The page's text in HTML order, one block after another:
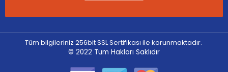
Tüm bilgileriniz 256bit SSL Sertifikası ile korunmaktadır.
© 2022 Tüm Hakları Saklıdır